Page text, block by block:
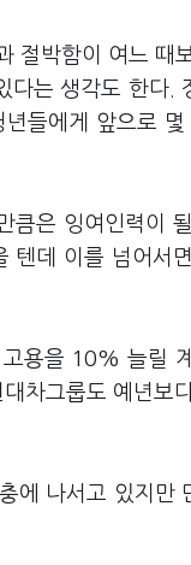
절박함이 여느 때
는 생각도 한다.
들에게 앞으로
큼은 잉여인력이
텐데 이를 넘어서
용을 10% 늘릴
차그룹도 예년보
에 나서고 있지만